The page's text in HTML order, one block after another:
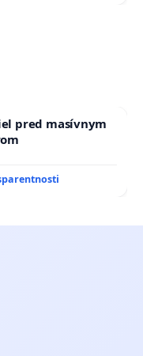
pred masívnym